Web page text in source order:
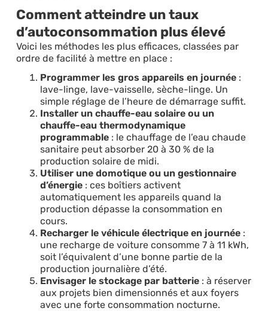
Comment atteindre un taux
d’autoconsommation plus élevé
Voici les méthodes les plus efficaces, classées par
ordre de facilité à mettre en place :
Programmer les gros appareils en journée:
lave-linge, lave-vaisselle, sèche-linge. Un
simple réglage de l’heure de démarrage suffit.
Installer un chauffe-eau solaire ou un
chauffe-eau thermodynamique
programmable: le chauffage de l’eau chaude
sanitaire peut absorber 20 à 30 % de la
production solaire de midi.
Utiliser une domotique ou un gestionnaire
d’énergie: ces boîtiers activent
automatiquement les appareils quand la
production dépasse la consommation en
cours.
Recharger le véhicule électrique en journée:
une recharge de voiture consomme 7 à 11 kWh,
soit l’équivalent d’une bonne partie de la
production journalière d’été.
Envisager le stockage par batterie: à réserver
aux projets bien dimensionnés et aux foyers
avec une forte consommation nocturne.